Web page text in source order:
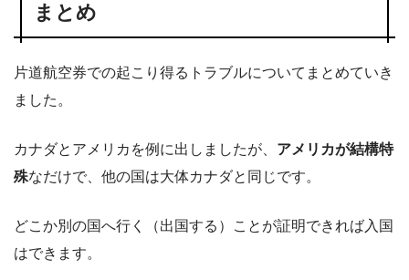
まとめ
片道航空券での起こり得るトラブルについてまとめていき
ました。
カナダとアメリカを例に出しましたが、 アメリカが結構特
殊なだけで、他の国は大体カナダと同じです。
どこか別の国へ行く（出国する）ことが証明できれば入国
はできます。